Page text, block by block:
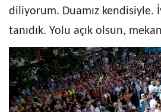
diliyorum. Duamız kendisiyle.
tanıdık. Yolu açık olsun,